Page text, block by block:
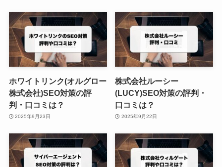
ホワイトリンク(オルグロー
株式会社)SEO対策の評
判・口コミは？
2025年9月23日
株式会社ルーシー
(LUCY)SEO対策の評判・
口コミは？
2025年9月22日